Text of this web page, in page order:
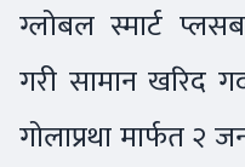
ग्लोबल स्मार्ट
गरी सामान खरिद
गोलाप्रथा मार्फत २